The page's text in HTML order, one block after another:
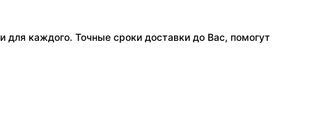
каждого. Точные сроки доставки до Вас, помогут